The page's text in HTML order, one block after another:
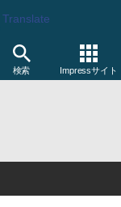
Translate
検索 Impressサイト